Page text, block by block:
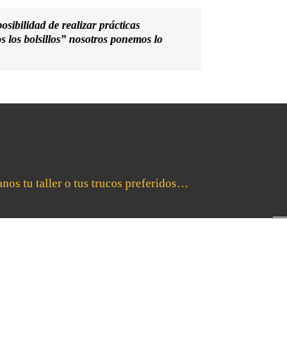
de realizar prácticas
los bolsillos” nosotros ponemos lo
tu taller o tus trucos preferidos…